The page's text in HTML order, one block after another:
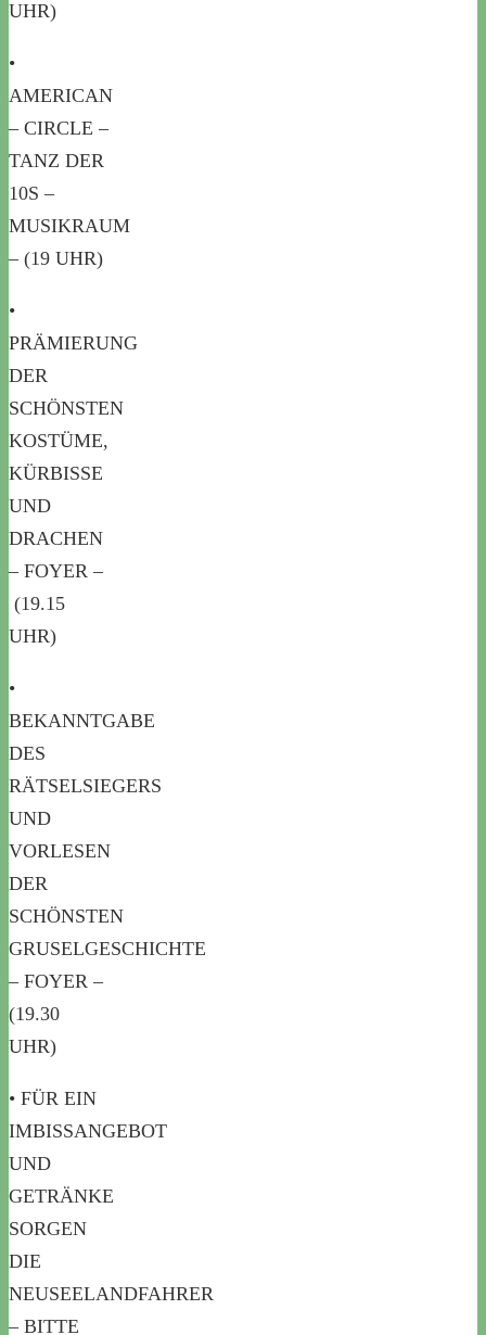
UHR)
•
AMERICAN
– CIRCLE –
TANZ DER
10S –
MUSIKRAUM
– (19 UHR)
•
PRÄMIERUNG
DER
SCHÖNSTEN
KOSTÜME,
KÜRBISSE
UND
DRACHEN
– FOYER –
(19.15
UHR)
•
BEKANNTGABE
DES
RÄTSELSIEGERS
UND
VORLESEN
DER
SCHÖNSTEN
GRUSELGESCHICHTE
– FOYER –
(19.30
UHR)
• FÜR EIN
IMBISSANGEBOT
UND
GETRÄNKE
SORGEN
DIE
NEUSEELANDFAHRER
– BITTE